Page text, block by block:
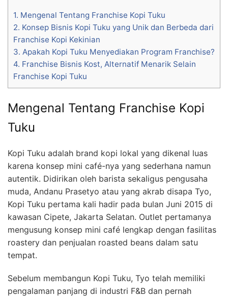
1. Mengenal Tentang Franchise Kopi Tuku
2. Konsep Bisnis Kopi Tuku yang Unik dan Berbeda dari
Franchise Kopi Kekinian
3. Apakah Kopi Tuku Menyediakan Program Franchise?
4. Franchise Bisnis Kost, Alternatif Menarik Selain
Franchise Kopi Tuku
Mengenal Tentang Franchise Kopi
Tuku
Kopi Tuku adalah brand kopi lokal yang dikenal luas
karena konsep mini café-nya yang sederhana namun
autentik. Didirikan oleh barista sekaligus pengusaha
muda, Andanu Prasetyo atau yang akrab disapa Tyo,
Kopi Tuku pertama kali hadir pada bulan Juni 2015 di
kawasan Cipete, Jakarta Selatan. Outlet pertamanya
mengusung konsep mini café lengkap dengan fasilitas
roastery dan penjualan roasted beans dalam satu
tempat.
Sebelum membangun Kopi Tuku, Tyo telah memiliki
pengalaman panjang di industri F&B dan pernah